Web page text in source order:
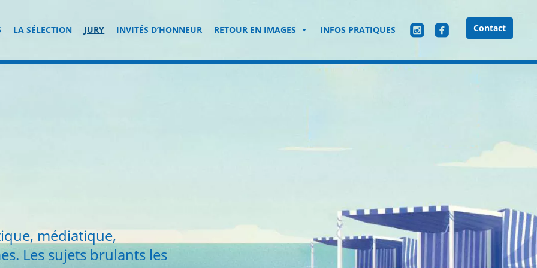
LA SÉLECTION JURY INVITÉS D’HONNEUR RETOUR EN IMAGES INFOS PRATIQUES roundedinstagram roundedfacebook Contact
médiatique,
Les sujets brulants les